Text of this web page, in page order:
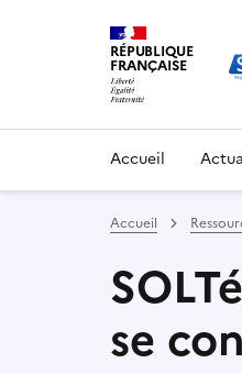
RÉPUBLIQUE
FRANÇAISE
Accueil
Accueil
se